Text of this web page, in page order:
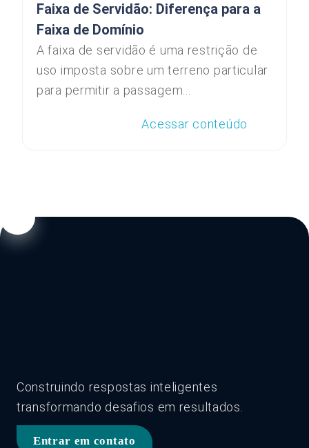
Faixa de Servidão: Diferença para a
Faixa de Domínio
A faixa de servidão é uma restrição de
uso imposta sobre um terreno particular
para permitir a passagem...
Acessar conteúdo
Construindo respostas inteligentes
transformando desafios em resultados.
Entrar em contato